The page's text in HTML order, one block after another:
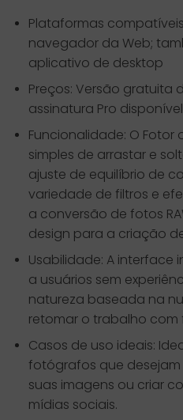
Plataformas
navegador da Web;
aplicativo de desktop
Preços: Versão gratuita
assinatura Pro
Funcionalidade: O
simples de arrastar e
ajuste de equilíbrio de
variedade de filtros e
a conversão de fotos
design para a criação
Usabilidade: A interface
a usuários sem
natureza baseada na
retomar o trabalho com
Casos de uso ideais:
fotógrafos que
suas imagens ou criar
mídias sociais.